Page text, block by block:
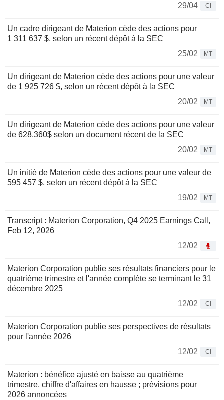
29/04 CI
Un cadre dirigeant de Materion cède des actions pour
1 311 637 $, selon un récent dépôt à la SEC
25/02
MT
Un dirigeant de Materion cède des actions pour une valeur
de 1 925 726 $, selon un récent dépôt à la SEC
20/02
MT
Un dirigeant de Materion cède des actions pour une valeur
de 628,360$ selon un document récent de la SEC
20/02
MT
Un initié de Materion cède des actions pour une valeur de
595 457 $, selon un récent dépôt à la SEC
19/02
MT
Transcript : Materion Corporation, Q4 2025 Earnings Call,
Feb 12, 2026
12/02
Materion Corporation publie ses résultats financiers pour le
quatrième trimestre et l'année complète se terminant le 31
décembre 2025
12/02
CI
Materion Corporation publie ses perspectives de résultats
pour l'année 2026
12/02
CI
Materion : bénéfice ajusté en baisse au quatrième
trimestre, chiffre d'affaires en hausse ; prévisions pour
2026 annoncées